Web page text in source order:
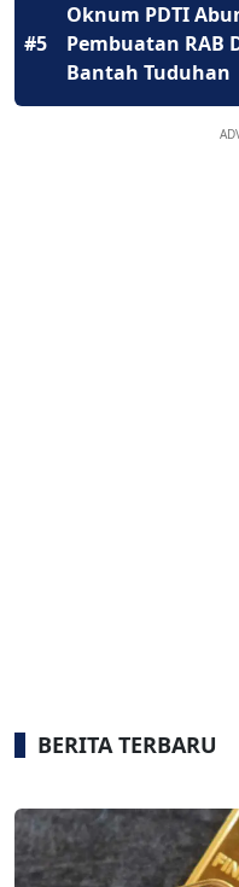
#5
Oknum PDTI
Pembuatan RAB
Bantah Tuduhan
BERITA TERBARU